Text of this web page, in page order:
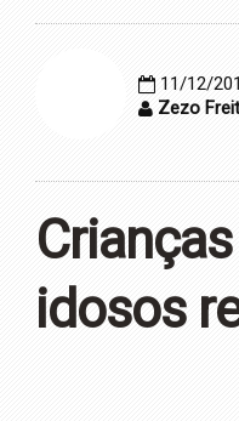
11/12/
Zezo
idosos